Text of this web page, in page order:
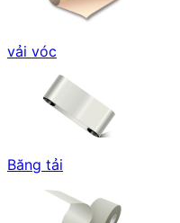
vải vóc
Băng tải